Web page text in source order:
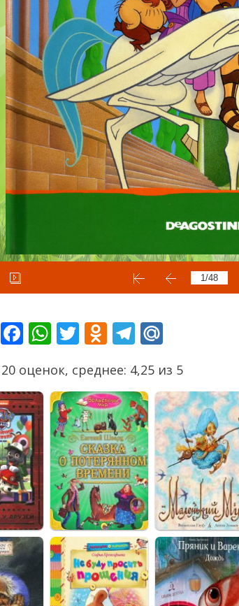
ViberFacebook
WhatsApp
Twitter
Odnoklassniki
Telegram
20 оценок, среднее: 4,25 из 5